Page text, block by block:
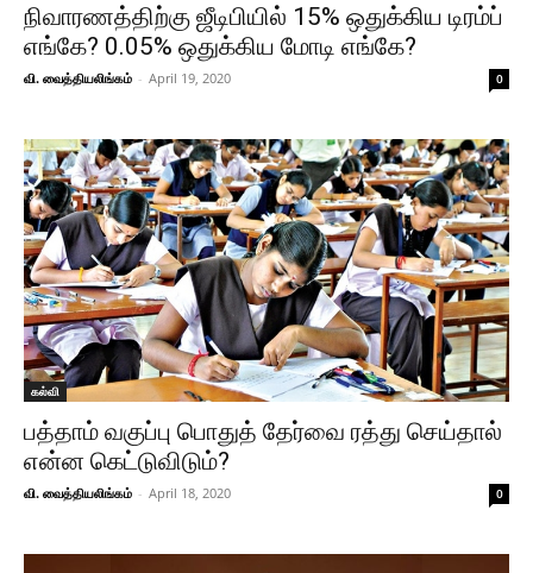
நிவாரணத்திற்கு ஜீடிபியில் 15% ஒதுக்கிய டிரம்ப்
எங்கே? 0.05% ஒதுக்கிய மோடி எங்கே?
வி. வைத்தியலிங்கம் - April 19, 2020 0
கல்வி
பத்தாம் வகுப்பு பொதுத் தேர்வை ரத்து செய்தால்
என்ன கெட்டுவிடும்?
வி. வைத்தியலிங்கம் - April 18, 2020 0